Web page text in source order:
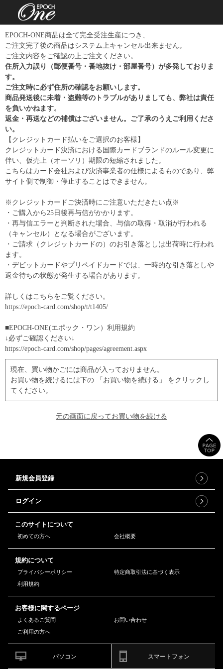
EPOCH-ONE商品は全て完全受注生産につき、
ご注文完了後の商品はシステム上キャンセル出来ません。
ご注文内容をご確認の上ご注文ください。
住所入力誤り（郵便番号・番地抜け・部屋番号）が多発しておりま
す。
ご注文時に必ず住所の確認をお願いします。
商品発送後に未着・盗難等のトラブルがありましても、弊社は責任
を負いかねます。
返金・再送などの補償はございません。ご了承のうえご利用くださ
い。
【クレジットカード払いをご選択のお客様】
クレジットカード決済における国際カードブランドのルール変更に
伴い、仮売上（オーソリ）期限の短縮されました。
こちらはカード会社および決済事業者の仕様によるものであり、弊
サイト側で制御・停止することはできません。
※クレジットカードご決済時にご注意いただきたい点※
・ご購入から25日後再与信がかかります。
・再与信エラーと判断された場合、与信の取得・取消が行われる
（キャンセル）となる場合がございます。
・ご請求（クレジットカードの）のお引き落としは出荷時に行われ
ます。
・デビットカードやプリペイドカードでは、一時的な引き落としや
返金待ちの状態が発生する場合があります。
詳しくはこちらをご覧ください。
https://epoch-card.com/shop/t/t1405/
■EPOCH-ONE(エポック・ワン）利用規約
↓必ずご確認ください↓
https://epoch-card.com/shop/pages/agreement.aspx
現在、買い物かごには商品が入っておりません。
お買い物を続けるには下の 「お買い物を続ける」 をクリックし
てください。
元の画面に戻ってお買い物を続ける
新規会員登録
ログイン
このサイトについて
初めての方へ 会社概要
規約について
プライバシーポリシー
特定商取引法に基づく表示
利用規約
お客様に関するページ
よくあるご質問
お問い合わせ
ご利用の方へ
パソコン スマートフォン